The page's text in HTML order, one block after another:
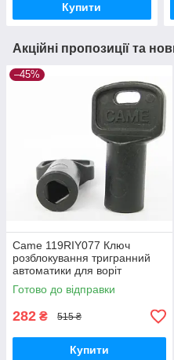
Купити
Акційні пропозиції та
–45%
Came 119RIY077 Ключ
розблокування тригранний
автоматики для воріт
Готово до відправки
282 ₴ 515 ₴
Купити